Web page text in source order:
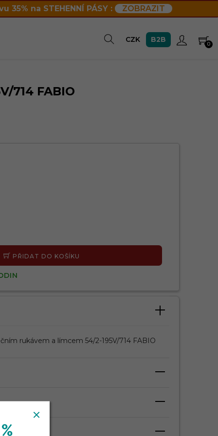
35% na STEHENNÍ PÁSY : ZOBRAZIT
CZK B2B
0
714 FABIO
PŘIDAT DO KOŠÍKU
rukávem a límcem 54/2-195V/714 FABIO